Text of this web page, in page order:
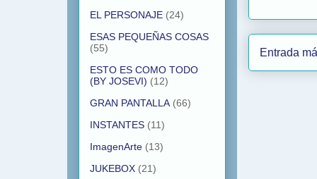
Entrada
EL PERSONAJE (24)
ESAS PEQUEÑAS COSAS
(55)
ESTO ES COMO TODO
(BY JOSEVI) (12)
GRAN PANTALLA (66)
INSTANTES (11)
ImagenArte (13)
JUKEBOX (21)